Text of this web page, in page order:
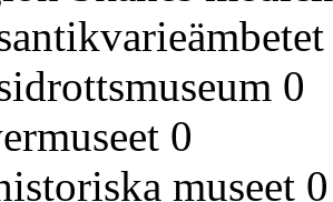
0
0
museet 0